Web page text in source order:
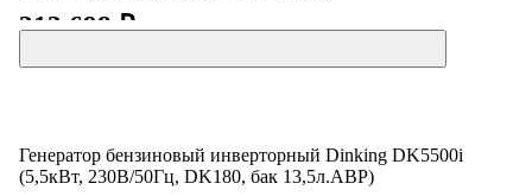
313 698 ₽
Генератор бензиновый инверторный Dinking DK5500i
(5,5кВт, 230В/50Гц, DK180, бак 13,5л.АВР)